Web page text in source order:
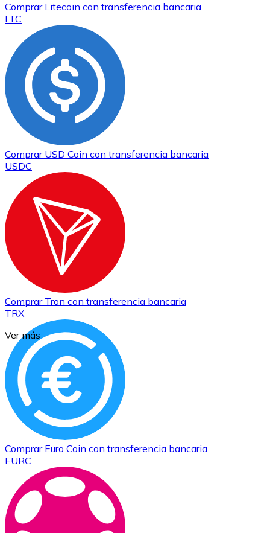
Comprar Litecoin con transferencia bancaria
LTC
Comprar USD Coin con transferencia bancaria
USDC
Comprar Tron con transferencia bancaria
TRX
Comprar Euro Coin con transferencia bancaria
EURC
Ver más